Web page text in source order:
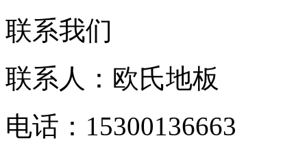
联系我们
联系人：欧氏地板
电话：15300136663